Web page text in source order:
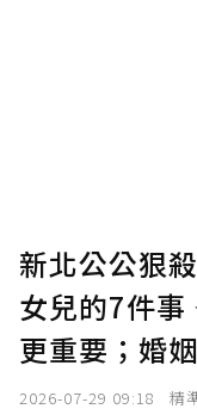
新北公公狠
女兒的7件
更重要；婚
2026-07-29 09:18 精